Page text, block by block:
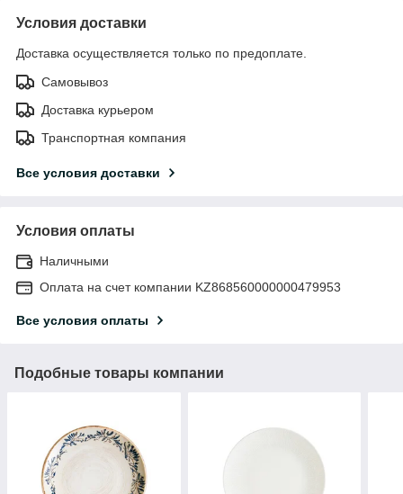
Условия доставки
Доставка осуществляется только по предоплате.
Самовывоз
Доставка курьером
Транспортная компания
Все условия доставки
Условия оплаты
Наличными
Оплата на счет компании KZ868560000000479953
Все условия оплаты
Подобные товары компании